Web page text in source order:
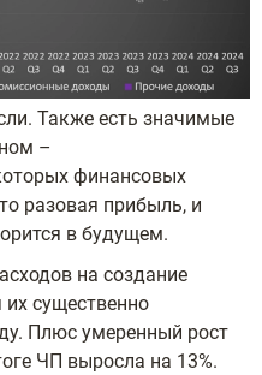
Также есть значимые
–
финансовых
разовая прибыль, и
в будущем.
на создание
их существенно
Плюс умеренный рост
ЧП выросла на 13%.